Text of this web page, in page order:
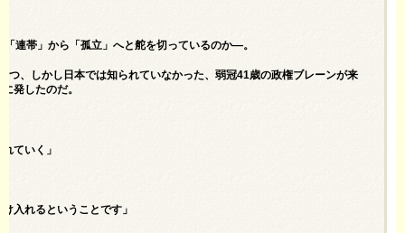
連帯」から「孤立」へと舵を切っているのか―。
、しかし日本では知られていなかった、弱冠41歳の政権ブレーンが来
発したのだ。
ていく」
入れるということです」